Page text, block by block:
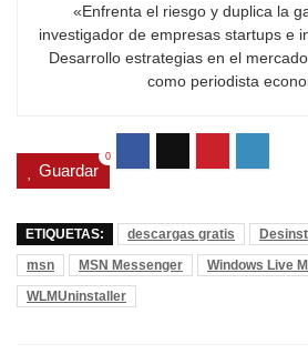
«Enfrenta el riesgo y duplica la
investigador de empresas startups e
Desarrollo estrategias en el
como periodista
Guardar
0
ETIQUETAS: descargas gratis
msn
MSN Messenger
Windows Live
WLMUninstaller